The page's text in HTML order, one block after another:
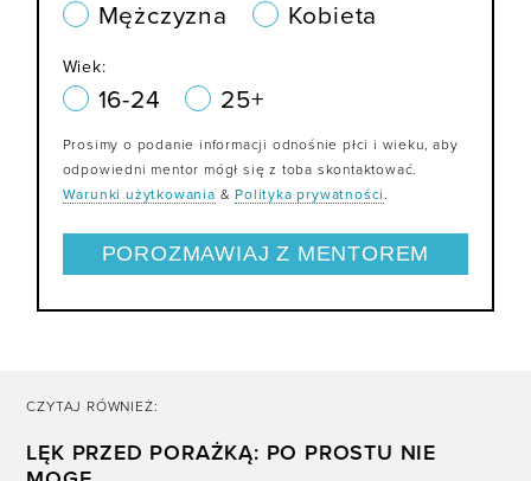
Mężczyzna Kobieta
Wiek:
16-24 25+
Prosimy o podanie informacji odnośnie płci i wieku, aby
odpowiedni mentor mógł się z toba skontaktować.
Warunki użytkowania & Polityka prywatności.
CZYTAJ RÓWNIEŻ:
LĘK PRZED PORAŻKĄ: PO PROSTU NIE